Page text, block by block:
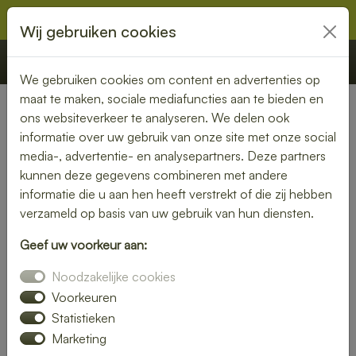
€ 0,00 Offerte Bestellen
Nederland» Harbrinkhoek
Geniet van een bezorgde
lunch in Harbrinkhoek – snel
en smaakvol
maakt je dag compleet. Laat je lunch bezorgen in
Harbrinkhoek en kies uit een uitgebreid assortiment verse
broodjes, salades en warme gerechten.
Wij zorgen voor een snelle levering, zodat jij onbezorgd kunt
Wij gebruiken cookies
We gebruiken cookies om content en advertenties op
maat te maken, sociale mediafuncties aan te bieden en
ons websiteverkeer te analyseren. We delen ook
informatie over uw gebruik van onze site met onze social
media-, advertentie- en analysepartners. Deze partners
kunnen deze gegevens combineren met andere
informatie die u aan hen heeft verstrekt of die zij hebben
verzameld op basis van uw gebruik van hun diensten.
Geef uw voorkeur aan:
Noodzakelijke cookies
Voorkeuren
Statistieken
Marketing